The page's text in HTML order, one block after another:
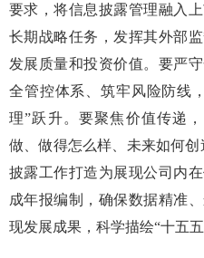
要求，将信息披露管理融入
长期战略任务，发挥其外部
发展质量和投资价值。要严
全管控体系、筑牢风险防线
理”跃升。要聚焦价值传递
做、做得怎么样、未来如何
披露工作打造为展现公司内
成年报编制，确保数据精准
现发展成果，科学描绘“十五五